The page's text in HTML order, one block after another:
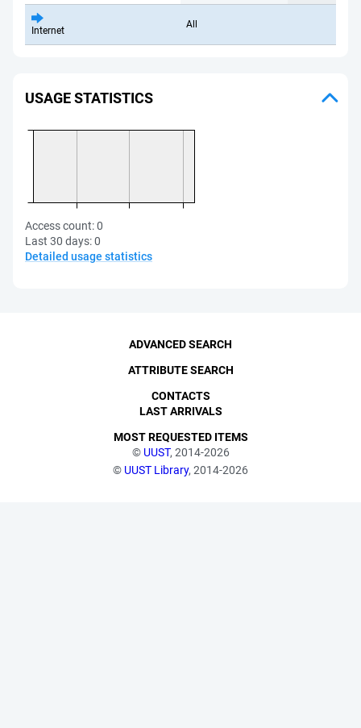
Internet
All
USAGE STATISTICS
Access count:0
Last 30 days:0
Detailed usage statistics
© UUST, 2014-2026
© UUST Library, 2014-2026
ADVANCED SEARCH
ATTRIBUTE SEARCH
CONTACTS
LAST ARRIVALS
MOST REQUESTED ITEMS